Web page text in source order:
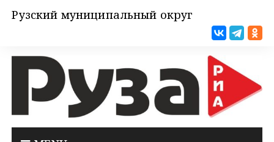
Рузский муниципальный округ